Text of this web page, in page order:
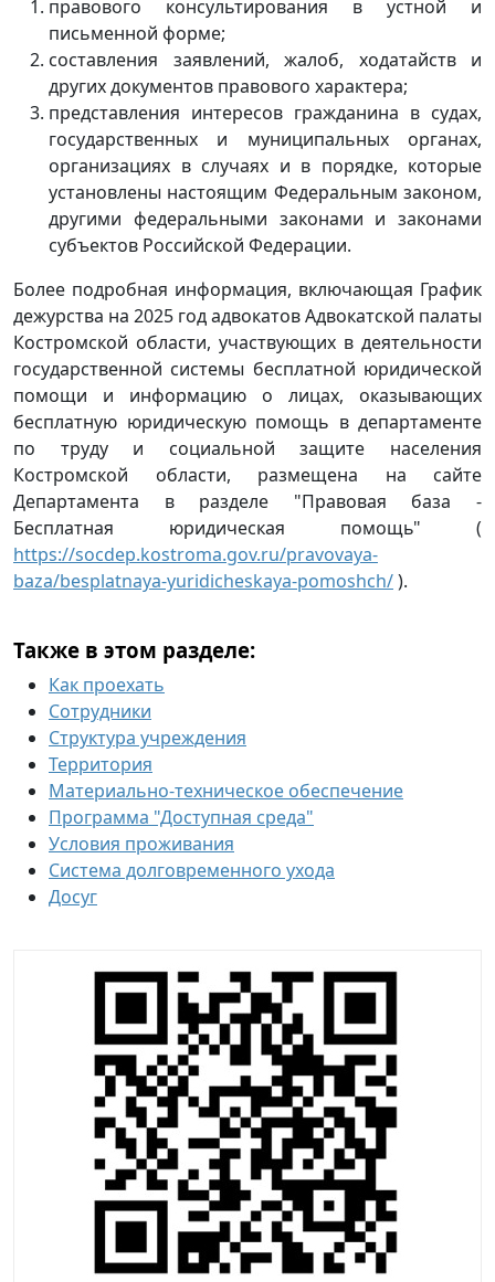
правового консультирования в устной и
письменной форме;
составления заявлений, жалоб, ходатайств и
других документов правового характера;
представления интересов гражданина в судах,
государственных и муниципальных органах,
организациях в случаях и в порядке, которые
установлены настоящим Федеральным законом,
другими федеральными законами и законами
субъектов Российской Федерации.
Более подробная информация, включающая График
дежурства на 2025 год адвокатов Адвокатской палаты
Костромской области, участвующих в деятельности
государственной системы бесплатной юридической
помощи и информацию о лицах, оказывающих
бесплатную юридическую помощь в департаменте
по труду и социальной защите населения
Костромской области, размещена на сайте
Департамента в разделе "Правовая база -
Бесплатная юридическая помощь" (
https://socdep.kostroma.gov.ru/pravovaya-
baza/besplatnaya-yuridicheskaya-pomoshch/).
Также в этом разделе:
Как проехать
Сотрудники
Структура учреждения
Территория
Материально-техническое обеспечение
Программа "Доступная среда"
Условия проживания
Система долговременного ухода
Досуг